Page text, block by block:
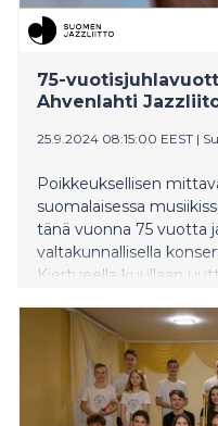
75-
Ahvenlahti
25.9.2024 08:15:00 EEST |
Poikkeuksellisen
suomalaisessa
tänä vuonna 75 vuotta
valtakunnallisella
Kiertueella kuullaan
säveltämää jazzfunkia
Mirror Mirror -
jota seuraavat Kuopio,